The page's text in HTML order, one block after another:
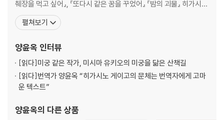
췌장을 먹고 싶어』, 『또다시 같은 꿈을 꾸었어』 『밤의 괴물』 히가시노
게이고의 『나미야 잡화점의 기적』, 『눈보라 체이스』, 『그대 눈동자에
건배』, 『위험한 비너스』, 『라플라스의 마녀』, 『악의』, 『유성의 인연』,
의 『
펼쳐보기
양윤옥 인터뷰
[읽다]미궁 같은 작가, 미시마 유키오의 미궁을 닮은 산책길
[읽다]번역가 양윤옥 “히가시노 게이고의 문체는 번역자에게 고마
운 텍스트”
양윤옥의 다른 상품